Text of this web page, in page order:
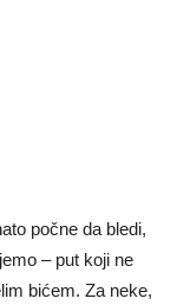
počne da bledi,
– put koji ne
bićem. Za neke,